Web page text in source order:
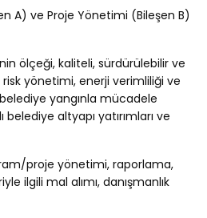
A) ve Proje Yönetimi (Bileşen B)
ölçeği, kaliteli, sürdürülebilir ve
risk yönetimi, enerji verimliliği ve
yangınla mücadele
altyapı yatırımları ve
proje yönetimi, raporlama,
ilgili mal alımı, danışmanlık